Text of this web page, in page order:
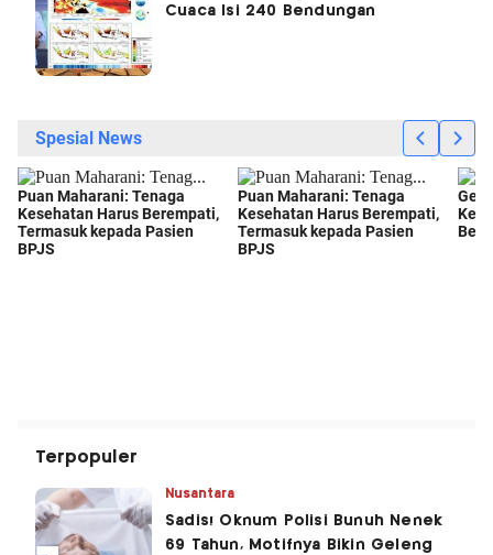
Cuaca Isi 240 Bendungan
Terpopuler
Nusantara
Sadis! Oknum Polisi Bunuh Nenek
69 Tahun, Motifnya Bikin Geleng